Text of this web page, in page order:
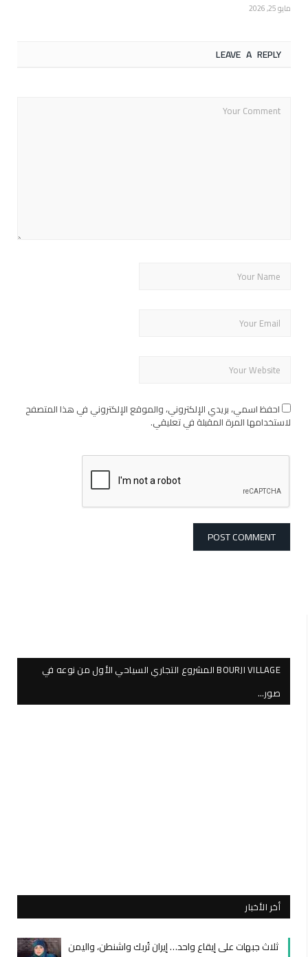
مايو 25, 2026
LEAVE A REPLY
احفظ اسمي، بريدي الإلكتروني، والموقع الإلكتروني في هذا المتصفح
لاستخدامها المرة المقبلة في تعليقي.
BOURJI VILLAGE المشروع التجاري السياحي الأول من نوعه في
صور…
أخر الأخبار
ثلاث جبهات على إيقاع واحد… إيران تُربك واشنطن، واليمن